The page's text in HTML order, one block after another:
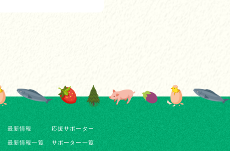
最新情報
最新情報一覧
応援サポーター
サポーター一覧